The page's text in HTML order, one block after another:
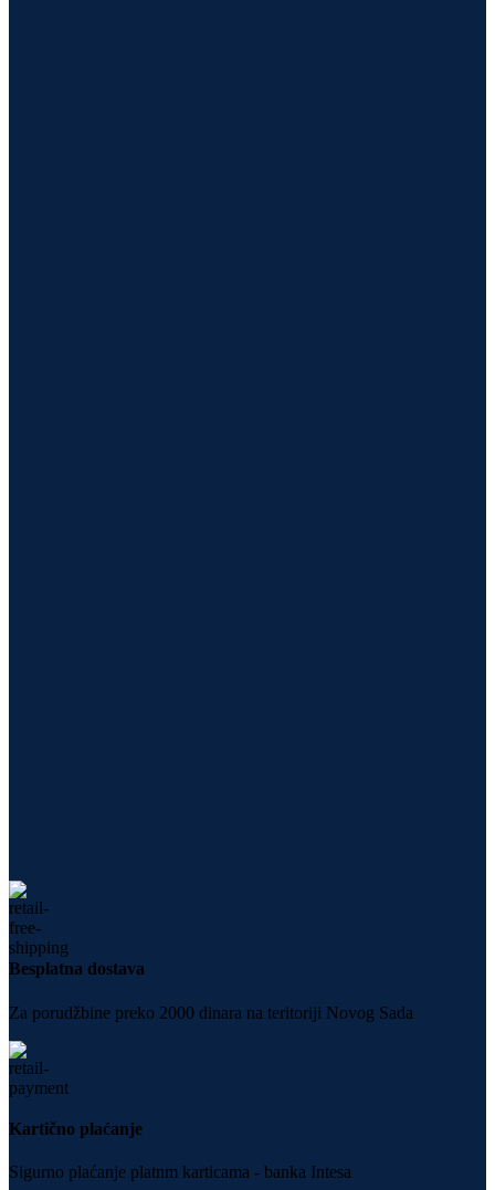
Besplatna dostava
Za porudžbine preko 2000 dinara na teritoriji Novog Sada
Kartično plaćanje
Sigurno plaćanje platnm karticama - banka Intesa